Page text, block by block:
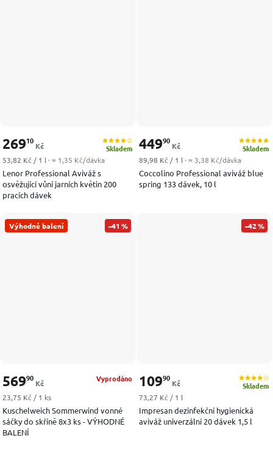
Lenor Professional Aviváž s
osvěžující vůní jarních květin 200
pracích dávek
Skladem
26910
Kč
Měrná cena:
53,82 Kč / 1 l · ≈ 1,35 Kč/dávka
Coccolino Professional aviváž blue
spring 133 dávek, 10 l
Skladem
44990
Kč
Měrná cena:
89,98 Kč / 1 l · ≈ 3,38 Kč/dávka
Výhodné balení –41 %
Kuschelweich Sommerwind vonné
sáčky do skříně 8x3 ks - VÝHODNÉ
BALENÍ
Vyprodáno
56990
Kč
Měrná cena:
23,75 Kč / 1 ks
–42 %
Impresan dezinfekční hygienická
aviváž univerzální 20 dávek 1,5 l
Skladem
10990
Kč
Měrná cena:
73,27 Kč / 1 l